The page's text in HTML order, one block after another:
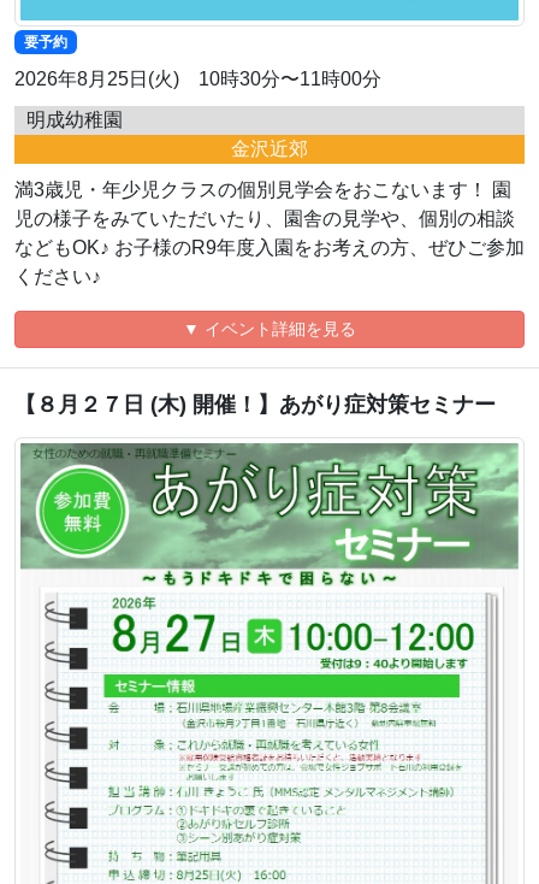
要予約
2026年8月25日(火) 10時30分〜11時00分
明成幼稚園
金沢近郊
満3歳児・年少児クラスの個別見学会をおこないます！ 園
児の様子をみていただいたり、園舎の見学や、個別の相談
などもOK♪ お子様のR9年度入園をお考えの方、ぜひご参加
ください♪
▼ イベント詳細を見る
【８月２７日 (木) 開催！】あがり症対策セミナー